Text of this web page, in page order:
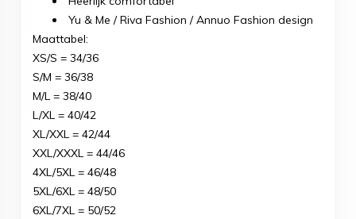
Yu & Me / Riva Fashion / Annuo Fashion design
Maattabel:
XS/S = 34/36
S/M = 36/38
M/L = 38/40
L/XL = 40/42
XL/XXL = 42/44
XXL/XXXL = 44/46
4XL/5XL = 46/48
5XL/6XL = 48/50
6XL/7XL = 50/52